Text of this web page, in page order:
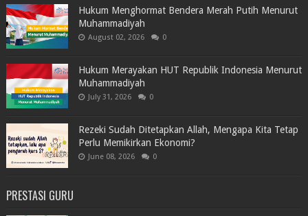
Hukum Menghormat Bendera Merah Putih Menurut
Muhammadiyah
August 02, 2026 0
Hukum Merayakan HUT Republik Indonesia Menurut
Muhammadiyah
July 31, 2026 0
Rezeki Sudah Ditetapkan Allah, Mengapa Kita Tetap
Perlu Memikirkan Ekonomi?
June 08, 2026 0
PRESTASI GURU